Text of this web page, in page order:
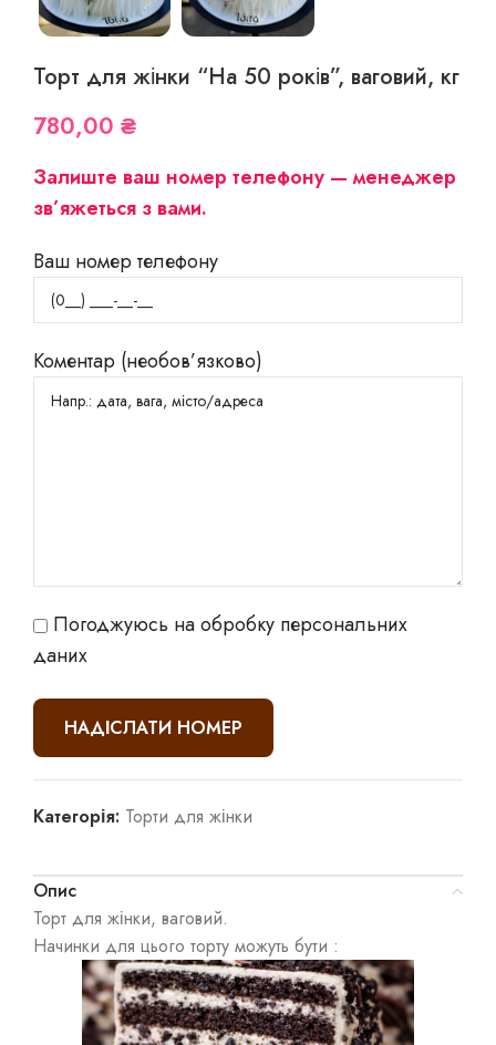
Торт для жінки “На 50 років”, ваговий, кг
780,00 ₴
Залиште ваш номер телефону — менеджер
зв’яжеться з вами.
Ваш номер телефону
Коментар (необов’язково)
Погоджуюсь на обробку персональних
даних
Категорія: Торти для жінки
Опис
Торт для жінки, ваговий.
Начинки для цього торту можуть бути :